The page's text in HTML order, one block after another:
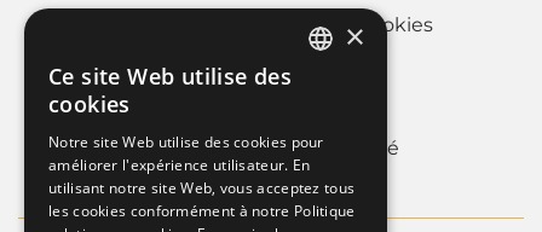
Politique d'utilisation des cookies
Privacy Policy
Informations sur la societé
×
Ce site Web utilise des
cookies
Notre site Web utilise des cookies pour
améliorer l'expérience utilisateur. En
utilisant notre site Web, vous acceptez tous
les cookies conformément à notre Politique